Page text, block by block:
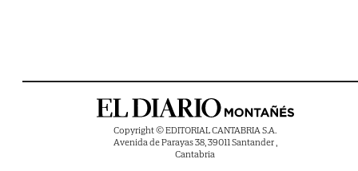
Copyright © EDITORIAL CANTABRIA S.A.
Avenida de Parayas 38, 39011 Santander ,
Cantabria